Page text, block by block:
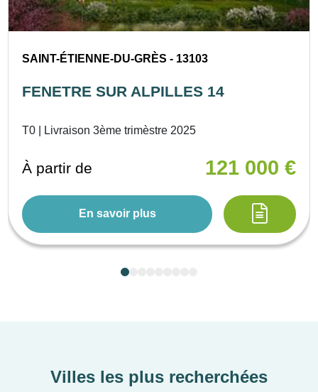
SAINT-ÉTIENNE-DU-GRÈS - 13103
FENETRE SUR ALPILLES 14
T0 | Livraison 3ème trimèstre 2025
À partir de 121 000 €
En savoir plus
Villes les plus recherchées